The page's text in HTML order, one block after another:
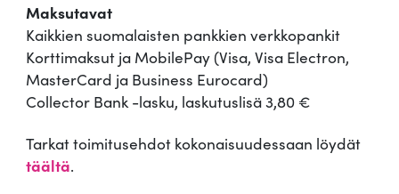
Maksutavat
Kaikkien suomalaisten pankkien verkkopankit
Korttimaksut ja MobilePay (Visa, Visa Electron,
MasterCard ja Business Eurocard)
Collector Bank -lasku, laskutuslisä 3,80 €
Tarkat toimitusehdot kokonaisuudessaan löydät
täältä.